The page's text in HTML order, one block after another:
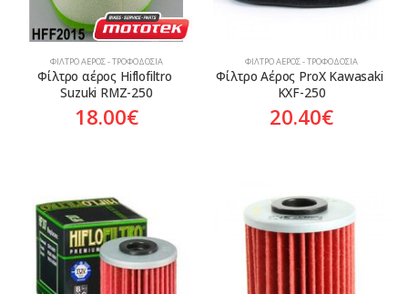
ΦΊΛΤΡΟ ΑΈΡΟΣ - ΤΡΟΦΟΔΟΣΊΑ
Φίλτρο αέρος Hiflofiltro
Suzuki RMZ-250
18.00€
ΦΊΛΤΡΟ ΑΈΡΟΣ - ΤΡΟΦΟΔΟΣΊΑ
Φίλτρο Αέρος ProX Kawasaki
KXF-250
20.40€